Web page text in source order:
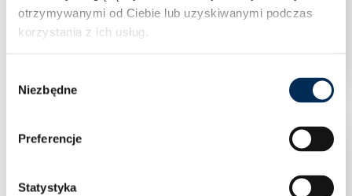
otrzymywanymi od Ciebie lub uzyskiwanymi podczas
korzystania z ich usług.
zgody
Niezbędne
Preferencje
Statystyka
ETIPRO AC: T2 + B16A